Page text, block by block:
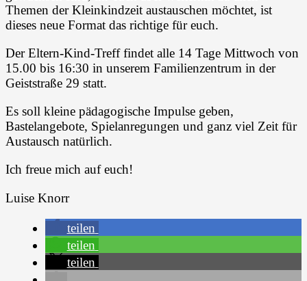
Themen der Kleinkindzeit austauschen möchtet, ist
dieses neue Format das richtige für euch.
Der Eltern-Kind-Treff findet alle 14 Tage Mittwoch von
15.00 bis 16:30 in unserem Familienzentrum in der
Geiststraße 29 statt.
Es soll kleine pädagogische Impulse geben,
Bastelangebote, Spielanregungen und ganz viel Zeit für
Austausch natürlich.
Ich freue mich auf euch!
Luise Knorr
teilen
teilen
teilen